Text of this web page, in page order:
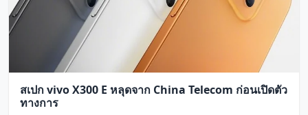
สเปก vivo X300 E หลุดจาก China Telecom ก่อนเปิดตัว
ทางการ